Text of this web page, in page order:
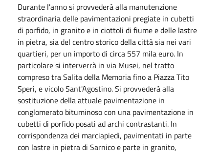
Durante l'anno si provvederà alla manutenzione
straordinaria delle pavimentazioni pregiate in cubetti
di porfido, in granito e in ciottoli di fiume e delle lastre
in pietra, sia del centro storico della città sia nei vari
quartieri, per un importo di circa 557 mila euro. In
particolare si interverrà in via Musei, nel tratto
compreso tra Salita della Memoria fino a Piazza Tito
Speri, e vicolo Sant'Agostino. Si provvederà alla
sostituzione della attuale pavimentazione in
conglomerato bituminoso con una pavimentazione in
cubetti di porfido posati ad archi contrastanti. In
corrispondenza dei marciapiedi, pavimentati in parte
con lastre in pietra di Sarnico e parte in granito,